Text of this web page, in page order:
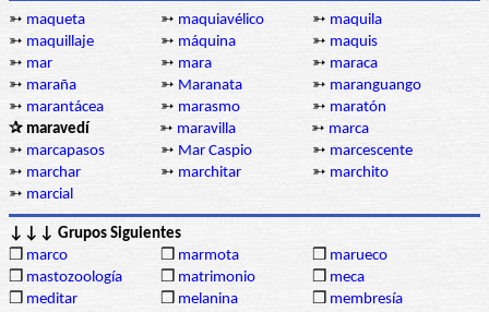
➳ maqueta ➳ maquiavélico ➳ maquila
➳ maquillaje ➳ máquina ➳ maquis
➳ mar ➳ mara ➳ maraca
➳ maraña ➳ Maranata ➳ maranguango
➳ marantácea ➳ marasmo ➳ maratón
✰ maravedí
➳ maravilla ➳ marca
➳ marcapasos ➳ Mar Caspio ➳ marcescente
➳ marchar ➳ marchitar ➳ marchito
➳ marcial
↓↓↓ Grupos Siguientes
❒ marco ❒ marmota ❒ marueco
❒ mastozoología ❒ matrimonio ❒ meca
❒ meditar ❒ melanina ❒ membresía